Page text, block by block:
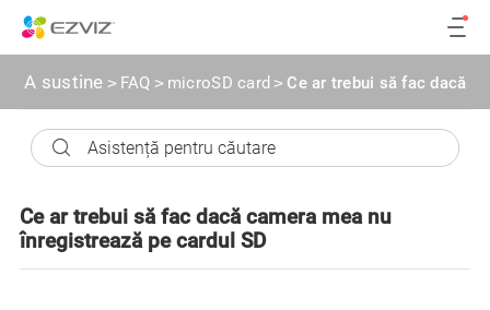
A sustine > FAQ > microSD card > Ce ar trebui să fac dacă
Ce ar trebui să fac dacă camera mea nu
înregistrează pe cardul SD